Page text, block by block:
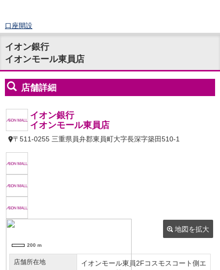
口座開設
ログイン
チャット
メニュー
商品・サービス
預金
円預金TOP
定期預金
積立式定期預金
外貨預金 TOP
NISA
金銭信託のしくみ
取扱商品一覧
iDeCo・国民年金基金
イオン銀行
イオンモール東員店